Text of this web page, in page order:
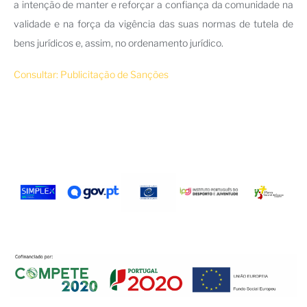
a intenção de manter e reforçar a confiança da comunidade na
validade e na força da vigência das suas normas de tutela de
bens jurídicos e, assim, no ordenamento jurídico.
Consultar: Publicitação de Sanções